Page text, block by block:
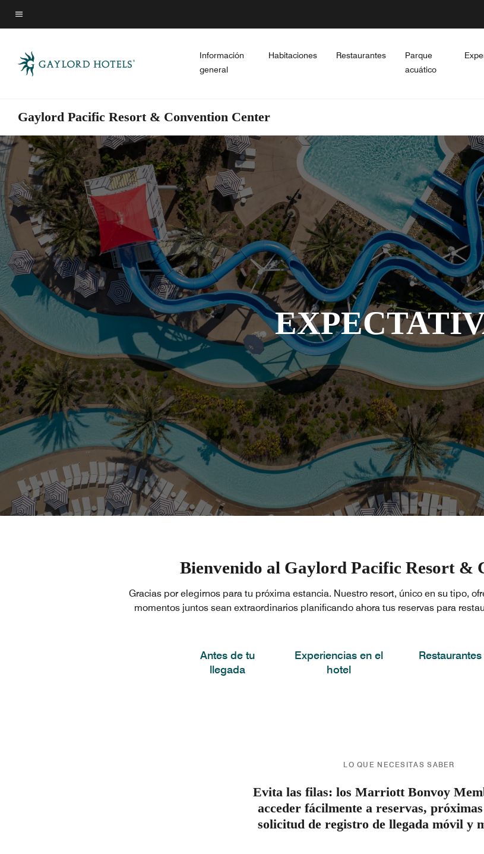
content
Skip
to
content
Texto del menú
Información
general
Habitaciones Restaurantes
Parque
acuático
Gaylord Pacific Resort & Convention Center
Bienvenido al Gaylord Pacific Resort &
Gracias por elegirnos para tu próxima estancia. Nuestro resort, único en su tipo,
momentos juntos sean extraordinarios planificando ahora tus reservas para
Antes de tu
llegada
Experiencias en el
hotel
Restaurantes
LO QUE NECESITAS SABER
Evita las filas: los Marriott Bonvoy
acceder fácilmente a reservas,
solicitud de registro de llegada móvil y